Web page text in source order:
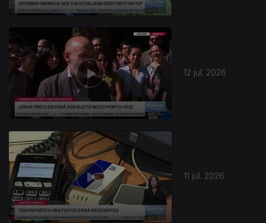
12 jul. 2026
11 jul. 2026